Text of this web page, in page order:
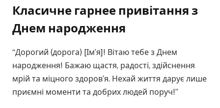
Класичне гарнее привітання з
Днем народження
“Дорогий (дорога) [Ім’я]! Вітаю тебе з Днем
народження! Бажаю щастя, радості, здійснення
мрій та міцного здоров’я. Нехай життя дарує лише
приємні моменти та добрих людей поруч!”